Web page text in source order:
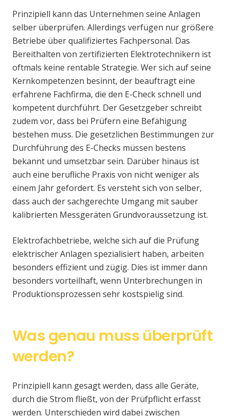
Prinzipiell kann das Unternehmen seine Anlagen
selber überprüfen. Allerdings verfügen nur größere
Betriebe über qualifiziertes Fachpersonal. Das
Bereithalten von zertifizierten Elektrotechnikern ist
oftmals keine rentable Strategie. Wer sich auf seine
Kernkompetenzen besinnt, der beauftragt eine
erfahrene Fachfirma, die den E-Check schnell und
kompetent durchführt. Der Gesetzgeber schreibt
zudem vor, dass bei Prüfern eine Befähigung
bestehen muss. Die gesetzlichen Bestimmungen zur
Durchführung des E-Checks müssen bestens
bekannt und umsetzbar sein. Darüber hinaus ist
auch eine berufliche Praxis von nicht weniger als
einem Jahr gefordert. Es versteht sich von selber,
dass auch der sachgerechte Umgang mit sauber
kalibrierten Messgeräten Grundvoraussetzung ist.
Elektrofachbetriebe, welche sich auf die Prüfung
elektrischer Anlagen spezialisiert haben, arbeiten
besonders effizient und zügig. Dies ist immer dann
besonders vorteilhaft, wenn Unterbrechungen in
Produktionsprozessen sehr kostspielig sind.
Was genau muss überprüft
werden?
Prinzipiell kann gesagt werden, dass alle Geräte,
durch die Strom fließt, von der Prüfpflicht erfasst
werden. Unterschieden wird dabei zwischen